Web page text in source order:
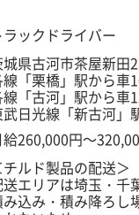
CLEAN」の理念に
方も大歓迎です。是
りと評価する制度が
います。 賞与以外
15年）」や、「セ
での表彰制度あり
金制度も完備して
ラックドライバー
県古河市茶屋新田
「栗橋」駅から車
「古河」駅から車
武日光線「新古河」
給260,000円～
チルド製品の配送＞
送エリアは埼玉・千
込み・積み降ろし